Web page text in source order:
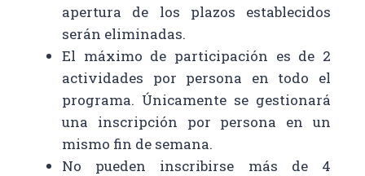
apertura de los plazos establecidos
serán eliminadas.
El máximo de participación es de 2
actividades por persona en todo el
programa. Únicamente se gestionará
una inscripción por persona en un
mismo fin de semana.
No pueden inscribirse más de 4